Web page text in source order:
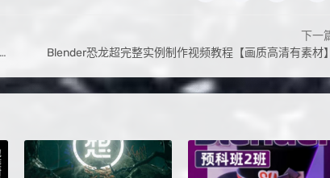
下一
Blender恐龙超完整实例制作视频教程【画质高清有素材